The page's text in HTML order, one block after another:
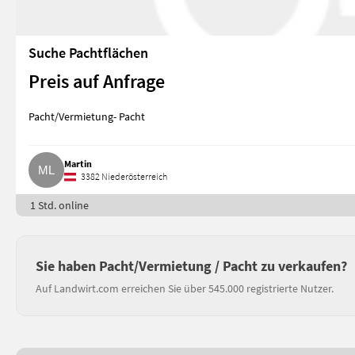
Suche Pachtflächen
Preis auf Anfrage
Pacht/Vermietung- Pacht
Martin
3382 Niederösterreich
1 Std. online
Sie haben Pacht/Vermietung / Pacht zu verkaufen?
Auf Landwirt.com erreichen Sie über 545.000 registrierte Nutzer.